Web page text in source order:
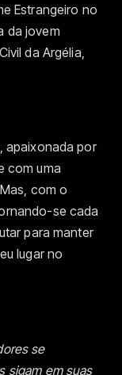
Estrangeiro no
da jovem
da Argélia,
apaixonada por
com uma
com o
se cada
para manter
lugar no
se
sigam em suas